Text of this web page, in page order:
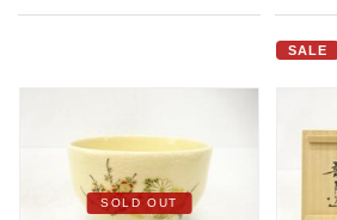
SOLD OUT
SALE